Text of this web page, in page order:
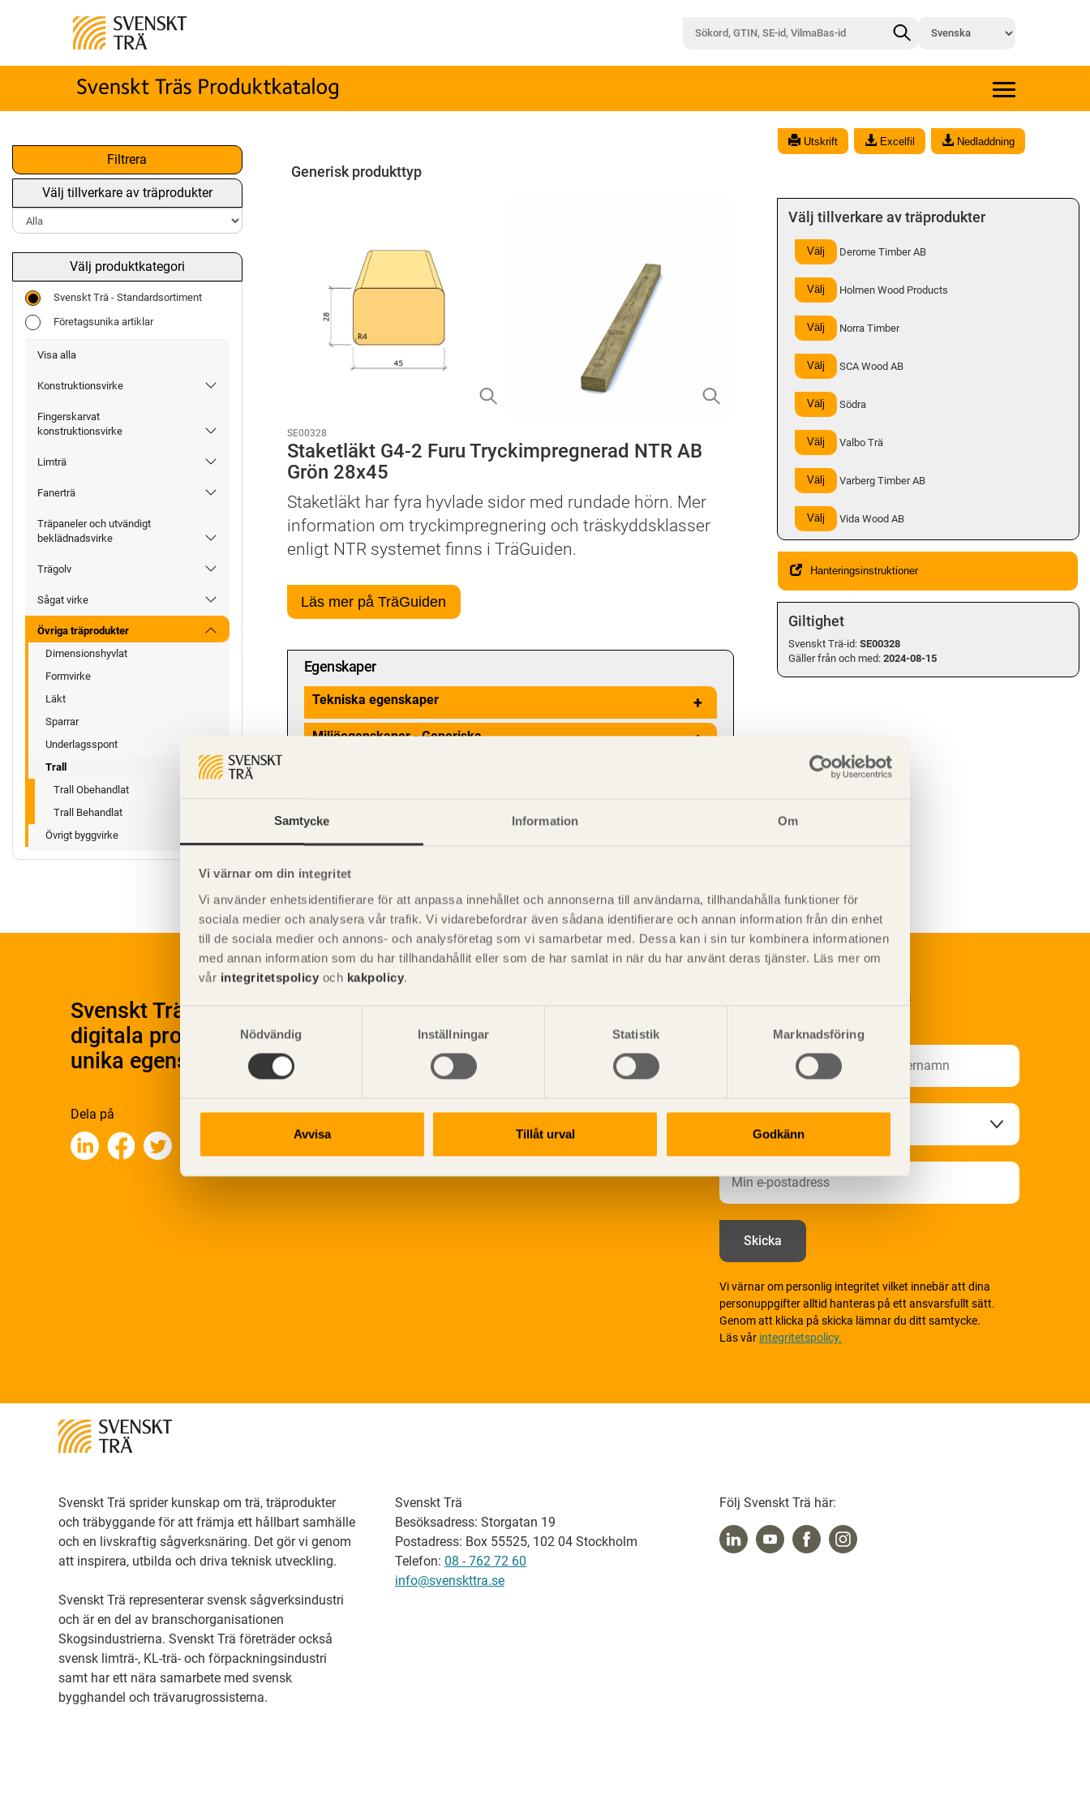
Samtycke Information Om
Vi värnar om din integritet
Vi använder enhetsidentifierare för att anpassa innehållet och annonserna till användarna, tillhandahålla funktioner för
sociala medier och analysera vår trafik. Vi vidarebefordrar även sådana identifierare och annan information från din enhet
till de sociala medier och annons- och analysföretag som vi samarbetar med. Dessa kan i sin tur kombinera informationen
med annan information som du har tillhandahållit eller som de har samlat in när du har använt deras tjänster. Läs mer om
vår integritetspolicy och kakpolicy.
Samtyckesval
Nödvändig
Inställningar Statistik Marknadsföring
Avvisa Tillåt urval Godkänn
Filtrera
Välj tillverkare av träprodukter
Välj produktkategori
Svenskt Trä - Standardsortiment
Företagsunika artiklar
Visa alla
Konstruktionsvirke
Fingerskarvat
konstruktionsvirke
Limträ
Fanerträ
Träpaneler och utvändigt
beklädnadsvirke
Trägolv
Sågat virke
Övriga träprodukter
Dimensionshyvlat
Formvirke
Läkt
Sparrar
Underlagsspont
Trall
Trall Obehandlat
Trall Behandlat
Övrigt byggvirke
Utskrift Excelfil Nedladdning
Generisk produkttyp
SE00328
Staketläkt G4-2 Furu Tryckimpregnerad NTR AB
Grön 28x45
Staketläkt har fyra hyvlade sidor med rundade hörn. Mer
information om tryckimpregnering och träskyddsklasser
enligt NTR systemet finns i TräGuiden.
Läs mer på TräGuiden
Egenskaper
Tekniska egenskaper +
Miljöegenskaper - Generiska +
Välj tillverkare av träprodukter
Välj Derome Timber AB
Välj Holmen Wood Products
Välj Norra Timber
Välj SCA Wood AB
Välj Södra
Välj Valbo Trä
Välj Varberg Timber AB
Välj Vida Wood AB
Hanteringsinstruktioner
Giltighet
Svenskt Trä-id: SE00328
Gäller från och med:2024-08-15
Svenskt Träs Produktkatalog är svensk sågverksnärings
digitala produktkatalog för att beskriva träprodukter och deras
unika egenskaper.
Dela på
Prenumerera på Svenskt Träs
Vi värnar om personlig integritet vilket innebär att dina
personuppgifter alltid hanteras på ett ansvarsfullt sätt.
Genom att klicka på skicka lämnar du ditt samtycke.
Läs vår integritetspolicy.
Svenskt Trä sprider kunskap om trä, träprodukter
och träbyggande för att främja ett hållbart samhälle
och en livskraftig sågverksnäring. Det gör vi genom
att inspirera, utbilda och driva teknisk utveckling.
Svenskt Trä representerar svensk sågverksindustri
och är en del av branschorganisationen
Skogsindustrierna. Svenskt Trä företräder också
svensk limträ-, KL-trä- och förpackningsindustri
samt har ett nära samarbete med svensk
bygghandel och trävarugrossisterna.
Svenskt Trä
Besöksadress: Storgatan 19
Postadress: Box 55525, 102 04 Stockholm
Telefon: 08 - 762 72 60
info@svenskttra.se
Följ Svenskt Trä här: